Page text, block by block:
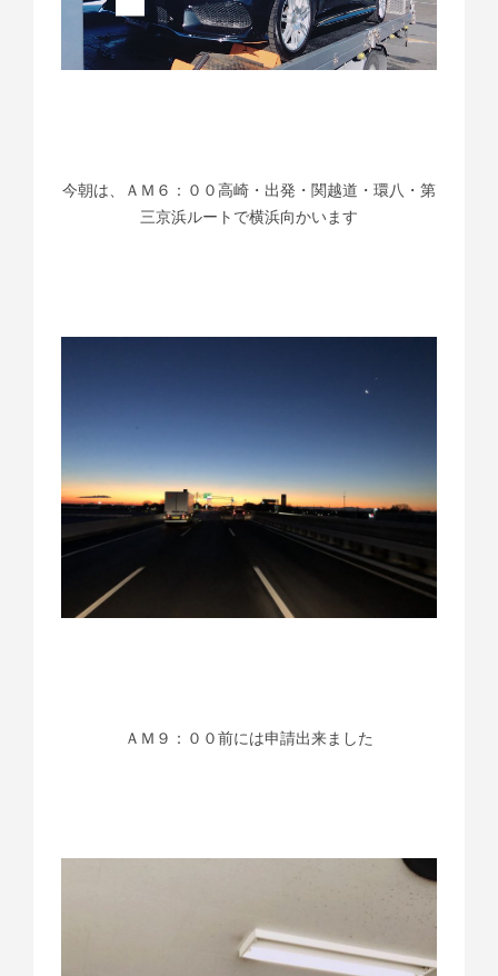
今朝は、ＡＭ６：００高崎・出発・関越道・環八・第
三京浜ルートで横浜向かいます
ＡＭ９：００前には申請出来ました